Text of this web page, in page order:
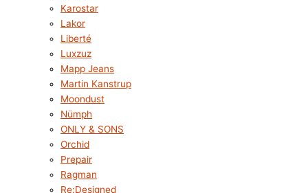
Karostar
Lakor
Liberté
Luxzuz
Mapp Jeans
Martin Kanstrup
Moondust
Nümph
ONLY & SONS
Orchid
Prepair
Ragman
Re:Designed